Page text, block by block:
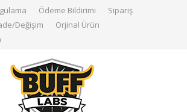
Ödeme Bildirimi
Sipariş
Değişim
Orjinal Ürün